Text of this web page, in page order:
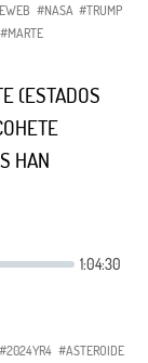
#NASA #TRUMP
#MARTE
(ESTADOS
HAN
#2024YR4 #ASTEROIDE